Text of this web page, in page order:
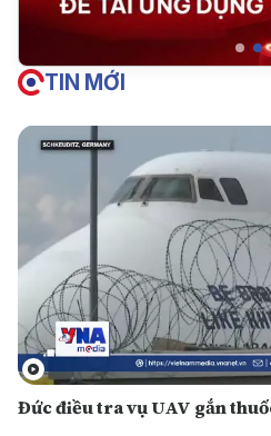
TIN MỚI
Đức điều tra vụ UAV gắn